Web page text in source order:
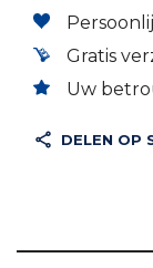
Gratis
Uw
DELEN OP